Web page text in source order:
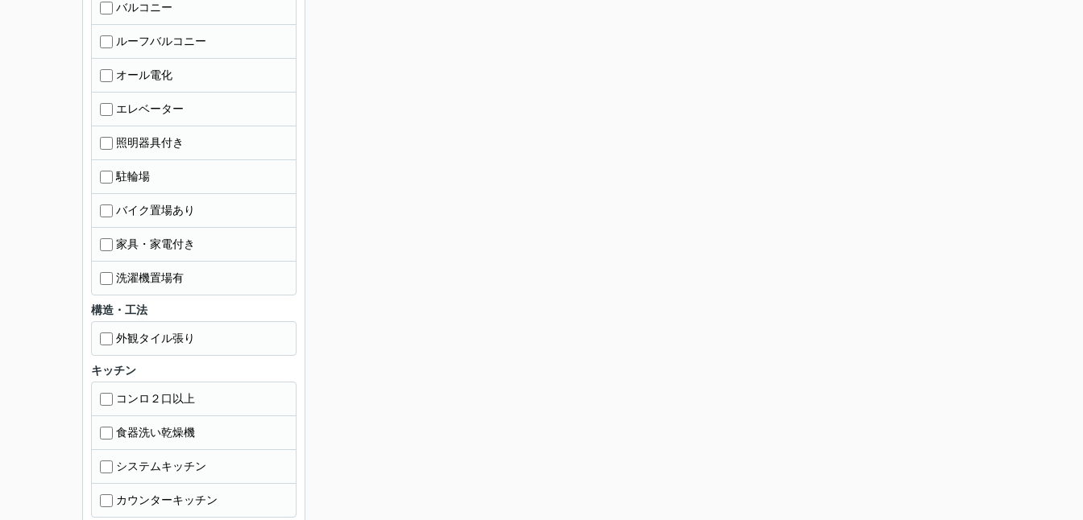
バルコニー
ルーフバルコニー
オール電化
エレベーター
照明器具付き
駐輪場
バイク置場あり
家具・家電付き
洗濯機置場有
構造・工法
外観タイル張り
キッチン
コンロ２口以上
食器洗い乾燥機
システムキッチン
カウンターキッチン